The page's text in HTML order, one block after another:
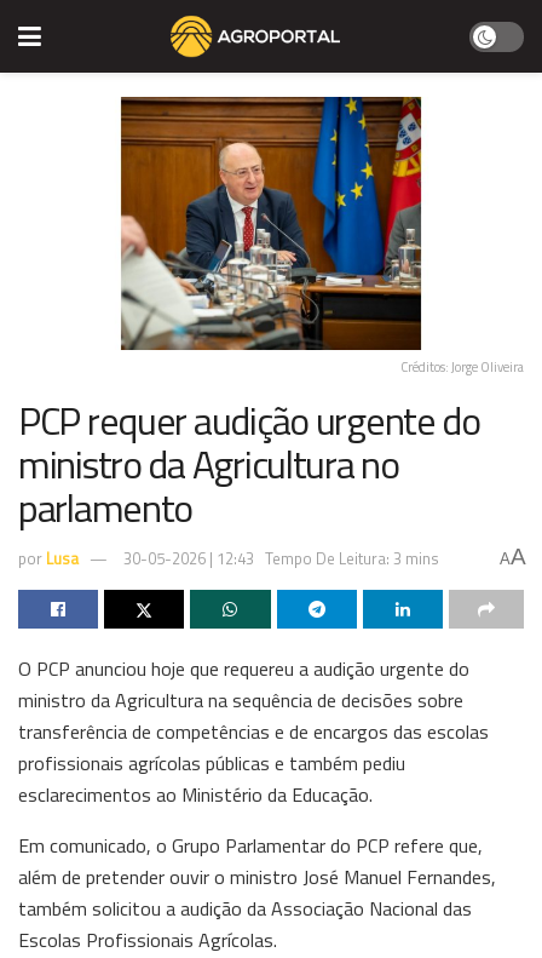
Créditos: Jorge Oliveira
PCP requer audição urgente do
ministro da Agricultura no
parlamento
por Lusa 30-05-2026 | 12:43 Tempo De Leitura: 3 mins AA
O PCP anunciou hoje que requereu a audição urgente do
ministro da Agricultura na sequência de decisões sobre
transferência de competências e de encargos das escolas
profissionais agrícolas públicas e também pediu
esclarecimentos ao Ministério da Educação.
Em comunicado, o Grupo Parlamentar do PCP refere que,
além de pretender ouvir o ministro José Manuel Fernandes,
também solicitou a audição da Associação Nacional das
Escolas Profissionais Agrícolas.